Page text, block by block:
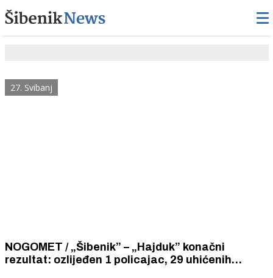
27. Svibanj
NOGOMET / „Šibenik” – „Hajduk” konačni
rezultat: ozlijeđen 1 policajac, 29 uhićenih